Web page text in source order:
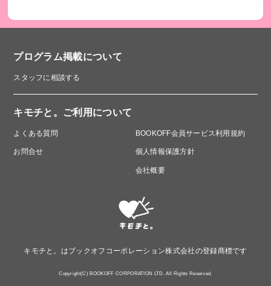
プログラム掲載について
スタッフに相談する
キモチと。ご利用について
よくある質問
お問合せ
BOOKOFF会員サービス利用規約
個人情報保護方針
会社概要
キモチと。はブックオフコーポレーション株式会社の登録商標です
Copyright(C) BOOKOFF CORPORATION LTD. All Rights Reserved.